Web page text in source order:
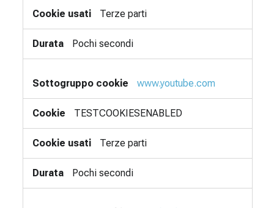
Terze parti
Pochi secondi
www.youtube.com
TESTCOOKIESENABLED
Terze parti
Pochi secondi